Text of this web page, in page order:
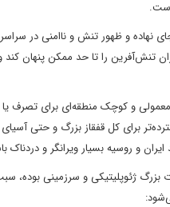
و ظهور تنش و ناامنی در سراسر
را تا حد ممکن پنهان کند و
و کوچک منطقه‌ای برای تصرف
برای کل قفقاز بزرگ و حتی
و روسیه بسیار ویرانگر و دردناک
بزرگ ژئوپلیتیکی و سرزمینی بوده،